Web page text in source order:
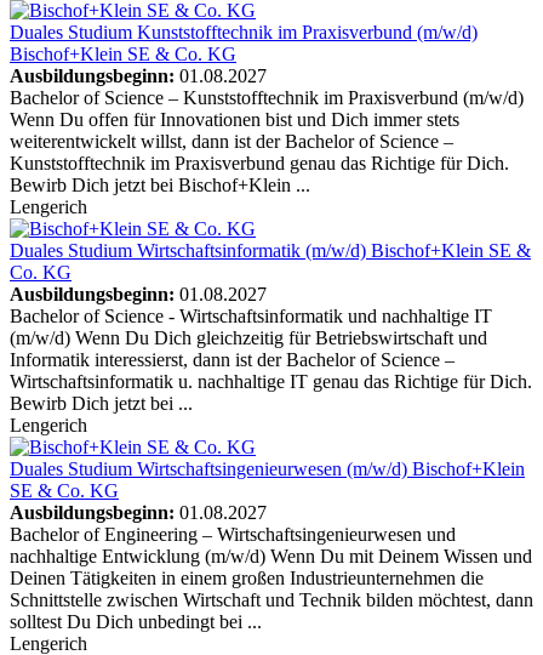
Duales Studium Kunststofftechnik im Praxisverbund (m/w/d)
Bischof+Klein SE & Co. KG
Ausbildungsbeginn: 01.08.2027
Bachelor of Science – Kunststofftechnik im Praxisverbund (m/w/d)
Wenn Du offen für Innovationen bist und Dich immer stets
weiterentwickelt willst, dann ist der Bachelor of Science –
Kunststofftechnik im Praxisverbund genau das Richtige für Dich.
Bewirb Dich jetzt bei Bischof+Klein ...
Lengerich
Duales Studium Wirtschaftsinformatik (m/w/d) Bischof+Klein SE &
Co. KG
Ausbildungsbeginn: 01.08.2027
Bachelor of Science - Wirtschaftsinformatik und nachhaltige IT
(m/w/d) Wenn Du Dich gleichzeitig für Betriebswirtschaft und
Informatik interessierst, dann ist der Bachelor of Science –
Wirtschaftsinformatik u. nachhaltige IT genau das Richtige für Dich.
Bewirb Dich jetzt bei ...
Lengerich
Duales Studium Wirtschaftsingenieurwesen (m/w/d) Bischof+Klein
SE & Co. KG
Ausbildungsbeginn: 01.08.2027
Bachelor of Engineering – Wirtschaftsingenieurwesen und
nachhaltige Entwicklung (m/w/d) Wenn Du mit Deinem Wissen und
Deinen Tätigkeiten in einem großen Industrieunternehmen die
Schnittstelle zwischen Wirtschaft und Technik bilden möchtest, dann
solltest Du Dich unbedingt bei ...
Lengerich